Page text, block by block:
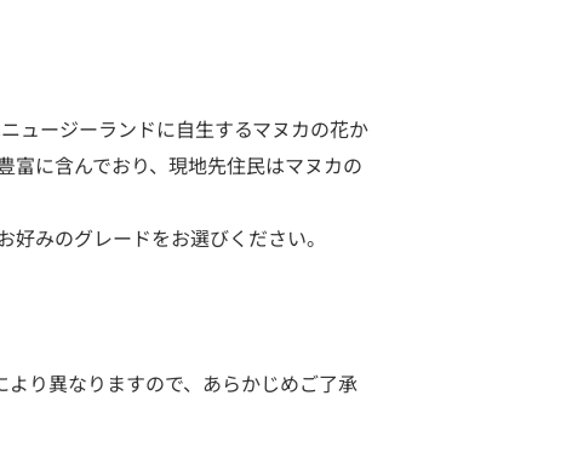
ュージーランドに自生するマヌカの花か
富に含んでおり、現地先住民はマヌカの
みのグレードをお選びください。
り異なりますので、あらかじめご了承